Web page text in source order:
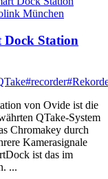
Dock Station
#recorder
von Ovide ist die
QTake-System
Chromakey durch
Kamerasignale
ist das im
...